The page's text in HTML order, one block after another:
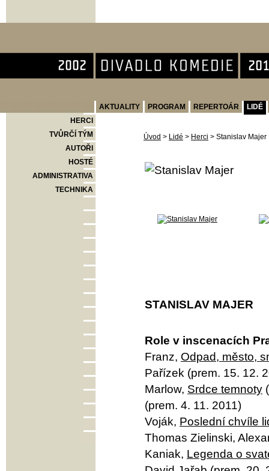
AKTUALITY PROGRAM REPERTOÁR
LIDÉ
HERCI
TVŮRČÍ TÝM
AUTOŘI
HOSTÉ
ADMINISTRATIVA
TECHNIKA
Úvod > Lidé > Herci > Stanislav Majer
STANISLAV MAJER
Role v inscenacích
Franz, Odpad, město,
Pařízek (prem. 15. 12.
Marlow, Srdce temnoty
(prem. 4. 11. 2011)
Voják, Poslední chvíle
Thomas Zielinski,
Kaniak, Legenda o